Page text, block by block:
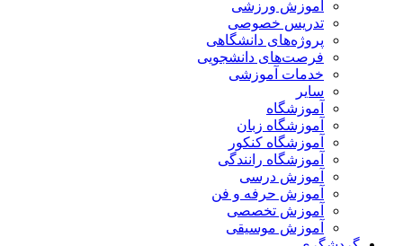
آموزش ورزشی
تدریس خصوصی
پروژه‌های دانشگاهی
فرصت‌های دانشجویی
خدمات آموزشی
سایر
آموزشگاه
آموزشگاه زبان
آموزشگاه کنکور
آموزشگاه رانندگی
آموزش درسی
آموزش حرفه و فن
آموزش تخصصی
آموزش موسیقی